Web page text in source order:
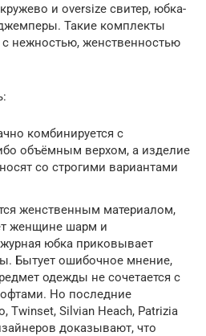
и oversize свитер, юбка-
Такие комплекты
нежностью, женственностью
комбинируется с
объёмным верхом, а изделие
со строгими вариантами
женственным материалом,
женщине шарм и
юбка приковывает
Бытует ошибочное мнение,
одежды не сочетается с
Но последние
Twinset, Silvian Heach, Patrizia
доказывают, что